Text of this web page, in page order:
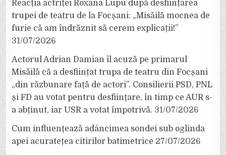
Reacția actriței Roxana Lupu după desființarea
trupei de teatru de la Focșani: „Misăilă mocnea de
furie că am îndrăznit să cerem explicații!”
31/07/2026
Actorul Adrian Damian îl acuză pe primarul
Misăilă că a desființat trupa de teatru din Focșani
„din răzbunare față de actori”. Consilierii PSD, PNL
și FD au votat pentru desființare, în timp ce AUR s-
a abținut, iar USR a votat împotrivă. 31/07/2026
Cum influențează adâncimea sondei sub oglinda
apei acuratețea citirilor batimetrice 27/07/2026